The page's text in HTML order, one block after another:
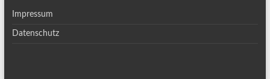
Impressum
Datenschutz